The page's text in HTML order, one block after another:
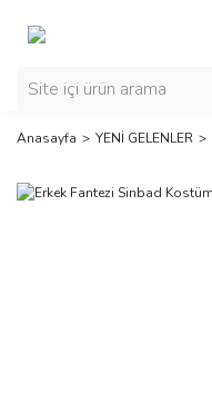
Anasayfa YENİ GELENLER